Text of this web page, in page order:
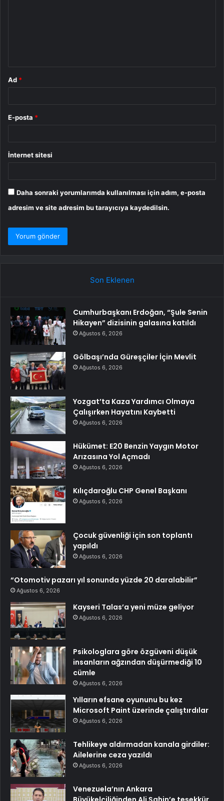
Ad *
E-posta *
İnternet sitesi
Daha sonraki yorumlarımda kullanılması için adım, e-posta
adresim ve site adresim bu tarayıcıya kaydedilsin.
Son Eklenen
Cumhurbaşkanı Erdoğan, “Şule Senin
Hikayen” dizisinin galasına katıldı
Ağustos 6, 2026
Gölbaşı’nda Güreşçiler İçin Mevlit
Ağustos 6, 2026
Yozgat’ta Kaza Yardımcı Olmaya
Çalışırken Hayatını Kaybetti
Ağustos 6, 2026
Hükümet: E20 Benzin Yaygın Motor
Arızasına Yol Açmadı
Ağustos 6, 2026
Kılıçdaroğlu CHP Genel Başkanı
Ağustos 6, 2026
Çocuk güvenliği için son toplantı
yapıldı
Ağustos 6, 2026
“Otomotiv pazarı yıl sonunda yüzde 20 daralabilir”
Ağustos 6, 2026
Kayseri Talas’a yeni müze geliyor
Ağustos 6, 2026
Psikologlara göre özgüveni düşük
insanların ağzından düşürmediği 10
cümle
Ağustos 6, 2026
Yılların efsane oyununu bu kez
Microsoft Paint üzerinde çalıştırdılar
Ağustos 6, 2026
Tehlikeye aldırmadan kanala girdiler:
Ailelerine ceza yazıldı
Ağustos 6, 2026
Venezuela’nın Ankara